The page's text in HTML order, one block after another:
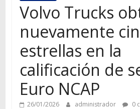
Volvo Trucks
nuevamente
estrellas en la
calificación de
Euro NCAP
26/01/2026 administrador 0